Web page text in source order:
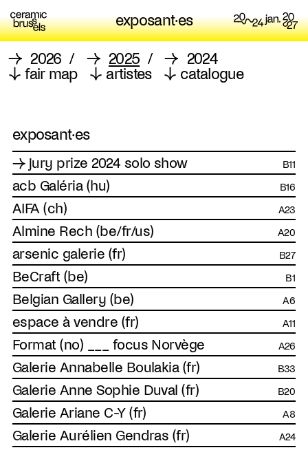
exposant·es
→ 2026 / → 2025 / → 2024
↓ fair map ↓ artistes ↓ catalogue
exposant·es
→ jury prize 2024 solo show B11
acb Galéria (hu) B16
AIFA (ch) A23
Almine Rech (be/fr/us) A20
arsenic galerie (fr) B27
BeCraft (be) B1
Belgian Gallery (be) A6
espace à vendre (fr) A11
Format (no) ___ focus Norvège A26
Galerie Annabelle Boulakia (fr) B33
Galerie Anne Sophie Duval (fr) B20
Galerie Ariane C-Y (fr) A8
Galerie Aurélien Gendras (fr) A24